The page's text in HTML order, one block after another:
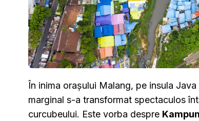
În inima orașului Malang, pe insula
marginal s-a transformat spectaculos
curcubeului. Este vorba despre